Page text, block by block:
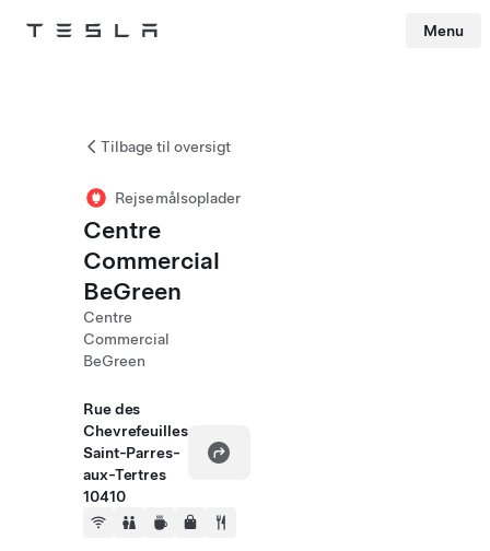
Tesla Menu
Tilbage til oversigt
Rejsemålsoplader
Centre
Commercial
BeGreen
Centre
Commercial
BeGreen
Rue des
Chevrefeuilles
Saint-Parres-
aux-Tertres
10410